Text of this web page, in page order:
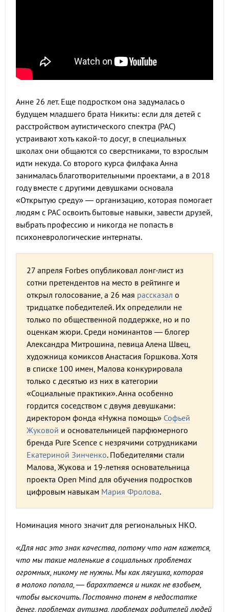
Анне 26 лет. Еще подростком она задумалась о
будущем младшего брата Никиты: если для детей с
расстройством аутистического спектра (РАС)
устраивают хоть какой-то досуг, в специальных
школах они общаются со сверстниками, то взрослым
идти некуда. Со второго курса филфака Анна
занималась благотворительными проектами, а в 2018
году вместе с другими девушками основала
«Открытую среду» — организацию, которая помогает
людям с РАС освоить бытовые навыки, завести друзей,
выбрать профессию и никогда не попасть в
психоневрологические интернаты.
27 апреля Forbes опубликовал лонг-лист из
сотни претендентов на место в рейтинге и
открыл голосование, а 26 мая рассказал о
тридцатке победителей. Их определили не
только по общественной поддержке, но и по
оценкам жюри. Среди номинантов — блогер
Александра Митрошина, певица Алена Швец,
художница комиксов Анастасия Горшкова. Хотя
в списке 100 имен, Малова конкурировала
только с десятью из них в категории
«Социальные практики». Анна особенно
гордится соседством с двумя девушками:
директором фонда «Нужна помощь» Софьей
Жуковой и основательницей парфюмерного
бренда Pure Scence с незрячими сотрудниками
Екатериной Зинченко. Победителями стали
Малова, Жукова и 19-летняя основательница
проекта Open Mind для обучения подростков
цифровым навыкам Мария Фролова.
Номинация много значит для региональных НКО.
«Для нас это знак качества, потому что нам кажется,
что мы такие маленькие в социальных проблемах
огромных, никому не нужны. Мы как лягушка, которая
в молоко попала, — барахтаемся и никак не взобьем,
чтобы выскочить. Постоянно тонем в недостатке
денег, проблемах аутизма, проблемах родителей людей